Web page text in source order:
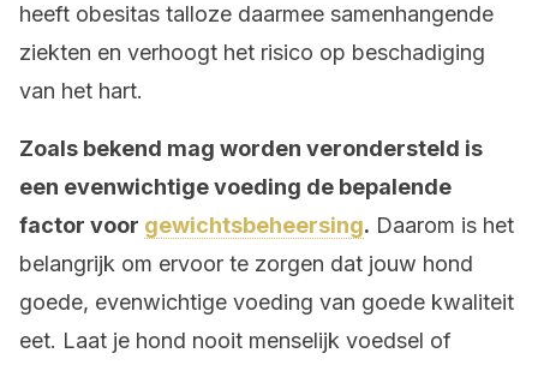
heeft obesitas talloze daarmee samenhangende
ziekten en verhoogt het risico op beschadiging
van het hart.
Zoals bekend mag worden verondersteld is
een evenwichtige voeding de bepalende
factor voor gewichtsbeheersing. Daarom is het
belangrijk om ervoor te zorgen dat jouw hond
goede, evenwichtige voeding van goede kwaliteit
eet. Laat je hond nooit menselijk voedsel of